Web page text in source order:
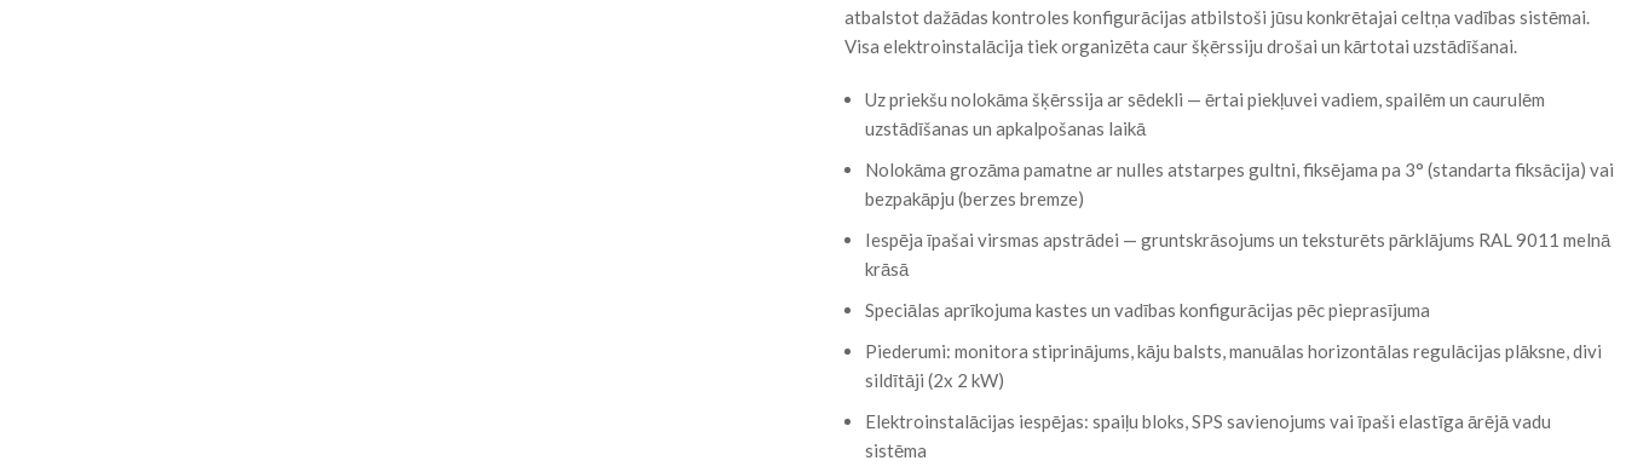
atbalstot dažādas kontroles konfigurācijas atbilstoši jūsu konkrētajai celtņa vadības sistēmai.
Visa elektroinstalācija tiek organizēta caur šķērssiju drošai un kārtotai uzstādīšanai.
Uz priekšu nolokāma šķērssija ar sēdekli — ērtai piekļuvei vadiem, spailēm un caurulēm
uzstādīšanas un apkalpošanas laikā
Nolokāma grozāma pamatne ar nulles atstarpes gultni, fiksējama pa 3° (standarta fiksācija) vai
bezpakāpju (berzes bremze)
Iespēja īpašai virsmas apstrādei — gruntskrāsojums un teksturēts pārklājums RAL 9011 melnā
krāsā
Speciālas aprīkojuma kastes un vadības konfigurācijas pēc pieprasījuma
Piederumi: monitora stiprinājums, kāju balsts, manuālas horizontālas regulācijas plāksne, divi
sildītāji (2x 2 kW)
Elektroinstalācijas iespējas: spaiļu bloks, SPS savienojums vai īpaši elastīga ārējā vadu
sistēma